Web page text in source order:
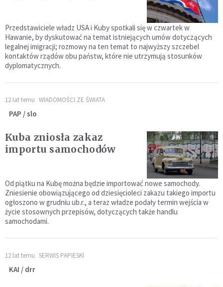
Przedstawiciele władz USA i Kuby spotkali się w czwartek w
Hawanie, by dyskutować na temat istniejących umów dotyczących
legalnej imigracji; rozmowy na ten temat to najwyższy szczebel
kontaktów rządów obu państw, które nie utrzymują stosunków
dyplomatycznych.
12 lat temu WIADOMOŚCI ZE ŚWIATA
PAP / slo
Kuba zniosła zakaz
importu samochodów
Od piątku na Kubę można będzie importować nowe samochody.
Zniesienie obowiązującego od dziesięcioleci zakazu takiego importu
ogłoszono w grudniu ub.r., a teraz władze podały termin wejścia w
życie stosownych przepisów, dotyczących także handlu
samochodami.
12 lat temu SERWIS PAPIESKI
KAI / drr